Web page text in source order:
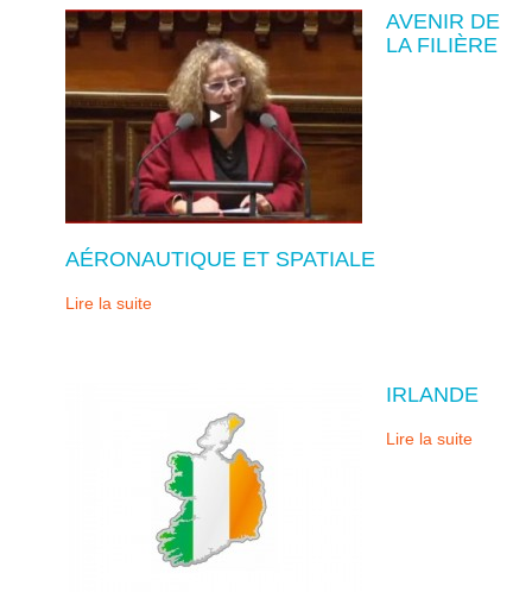
AVENIR DE
LA FILIÈRE
AÉRONAUTIQUE ET SPATIALE
Lire la suite
IRLANDE
Lire la suite